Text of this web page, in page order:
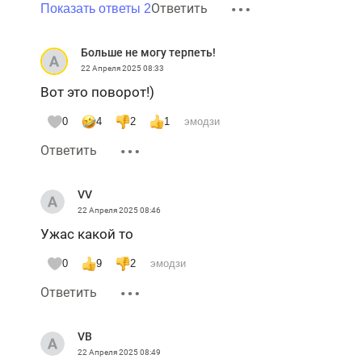
Показать ответы 2Ответить
Больше не могу терпеть!
22 Апреля 202508:33
Вот это поворот!)
0 4 2 1 эмодзи
Ответить
VV
22 Апреля 202508:46
Ужас какой то
0 9 2 эмодзи
Ответить
VB
22 Апреля 202508:49